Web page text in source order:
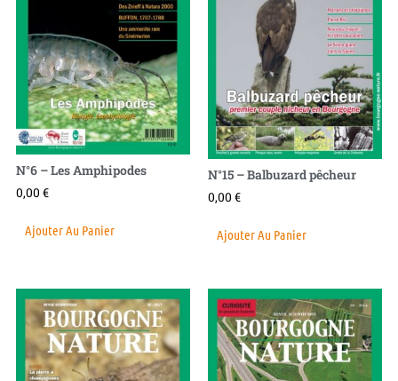
N°6 – Les Amphipodes
0,00 €
Ajouter Au Panier
N°15 – Balbuzard pêcheur
0,00 €
Ajouter Au Panier